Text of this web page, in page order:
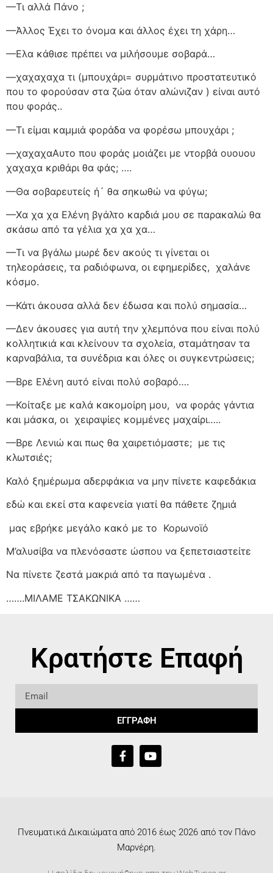
—Τι αλλά Πάνο ;
—Άλλος Έχει το όνομα και άλλος έχει τη χάρη…
—Ελα κάθισε πρέπει να μιλήσουμε σοβαρά…
—χαχαχαχα τι (μπουχάρι= συρμάτινο προστατευτικό
που το φορούσαν στα ζώα όταν αλώνιζαν ) είναι αυτό
που φοράς..
—Τι είμαι καμμιά φοράδα να φορέσω μπουχάρι ;
—χαχαχαΑυτο που φοράς μοιάζει με ντορβά ουουου
χαχαχα κριθάρι θα φάς; ….
—Θα σοβαρευτείς ή´ θα σηκωθώ να φύγω;
—Χα χα χα Ελένη βγάλτο καρδιά μου σε παρακαλώ θα
σκάσω από τα γέλια χα χα χα…
—Τι να βγάλω μωρέ δεν ακούς τι γίνεται οι
τηλεοράσεις, τα ραδιόφωνα, οι εφημερίδες, χαλάνε
κόσμο.
—Κάτι άκουσα αλλά δεν έδωσα και πολύ σημασία…
—Δεν άκουσες για αυτή την χλεμπόνα που είναι πολύ
κολλητικιά και κλείνουν τα σχολεία, σταμάτησαν τα
καρναβάλια, τα συνέδρια και όλες οι συγκεντρώσεις;
—Βρε Ελένη αυτό είναι πολύ σοβαρό….
—Κοίταξε με καλά κακομοίρη μου, να φοράς γάντια
και μάσκα, οι χειραψίες κομμένες μαχαίρι…..
—Βρε Λενιώ και πως θα χαιρετιόμαστε; με τις
κλωτσιές;
Καλό ξημέρωμα αδερφάκια να μην πίνετε καφεδάκια
εδώ και εκεί στα καφενεία γιατί θα πάθετε ζημιά
μας εβρήκε μεγάλο κακό με το Κορωνοϊό
Μ’αλυσίβα να πλενόσαστε ώσπου να ξεπετσιαστείτε
Να πίνετε ζεστά μακριά από τα παγωμένα .
…….ΜΙΛΑΜΕ ΤΣΑΚΩΝΙΚΑ ……
Κρατήστε Επαφή
ΕΓΓΡΑΦΗ
Πνευματικά Δικαιώματα από 2016 έως 2026 από τον Πάνο
Μαρνέρη.